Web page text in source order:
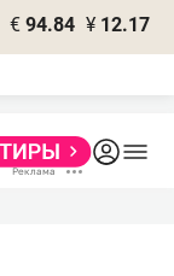
€ 94.84 ¥ 12.17